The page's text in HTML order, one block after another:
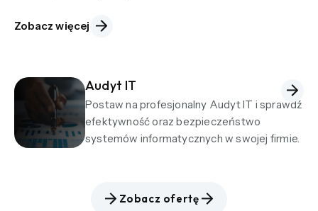
Zobacz więcej
Audyt IT
Postaw na profesjonalny Audyt IT i sprawdź
efektywność oraz bezpieczeństwo
systemów informatycznych w swojej firmie.
Zobacz ofertę